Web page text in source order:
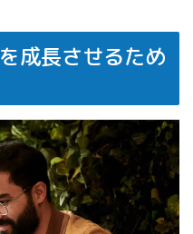
成長させるため